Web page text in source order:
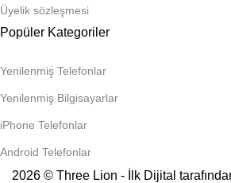
Üyelik sözleşmesi
Popüler Kategoriler
Yenilenmiş Telefonlar
Yenilenmiş Bilgisayarlar
iPhone Telefonlar
Android Telefonlar
2026 © Three Lion - İlk Dijital